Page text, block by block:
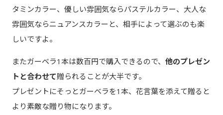
タミンカラー、優しい雰囲気ならパステルカラー、大人な
雰囲気ならニュアンスカラーと、相手によって選ぶのも楽
しいですよ。
またガーベラ1本は数百円で購入できるので、 他のプレゼン
トと合わせて贈られることが大半です。
プレゼントにそっとガーベラを1本、花言葉を添えて贈ると
より素敵な贈り物になります。